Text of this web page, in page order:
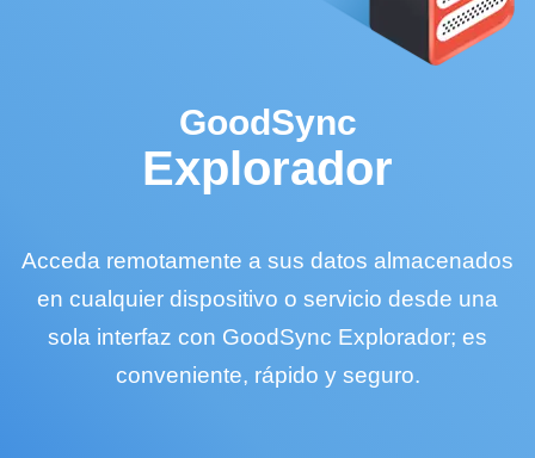
GoodSync
Explorador
Acceda remotamente a sus datos almacenados
en cualquier dispositivo o servicio desde una
sola interfaz con GoodSync Explorador; es
conveniente, rápido y seguro.